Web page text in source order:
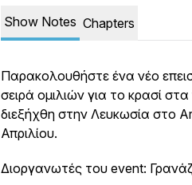
Show Notes Chapters
Παρακολουθήστε ένα νέο
σειρά ομιλιών για το κρασί
διεξήχθη στην Λευκωσία στο
Απριλίου.
Διοργανωτές του event: